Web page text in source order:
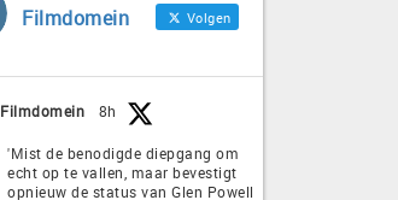
Filmdomein Volgen
Filmdomein 8h
'Mist de benodigde diepgang om
echt op te vallen, maar bevestigt
opnieuw de status van Glen Powell